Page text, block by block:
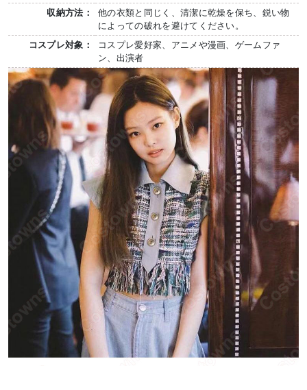
収納方法：
他の衣類と同じく、清潔に乾燥を保ち、鋭い物
によっての破れを避けてください。
コスプレ対象：
コスプレ愛好家、アニメや漫画、ゲームファ
ン、出演者